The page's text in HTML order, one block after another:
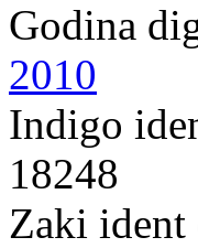
Godina
2010
Indigo
18248
Zaki ident